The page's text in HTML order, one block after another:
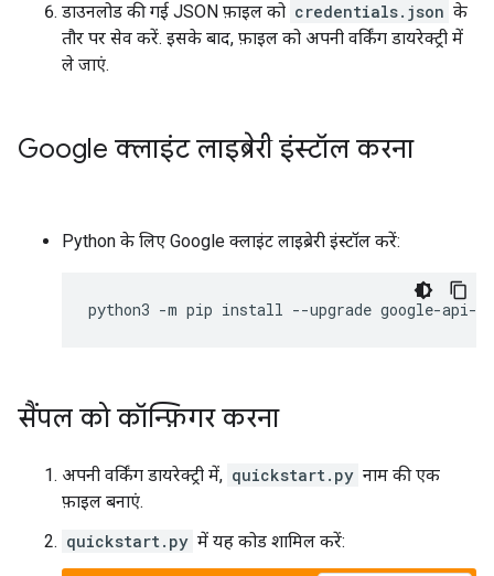
डाउनलोड की गई JSON फ़ाइल को credentials.json के
तौर पर सेव करें. इसके बाद, फ़ाइल को अपनी वर्किंग डायरेक्ट्री में
ले जाएं.
Google क्लाइंट लाइब्रेरी इंस्टॉल करना
Python के लिए Google क्लाइंट लाइब्रेरी इंस्टॉल करें:
python3 -m pip install --upgrade google-api-
सैंपल को कॉन्फ़िगर करना
अपनी वर्किंग डायरेक्ट्री में, quickstart.py नाम की एक
फ़ाइल बनाएं.
quickstart.py में यह कोड शामिल करें: